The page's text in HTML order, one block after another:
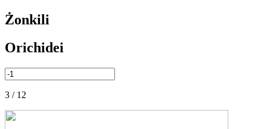
Żonkili
Orichidei
3 / 12